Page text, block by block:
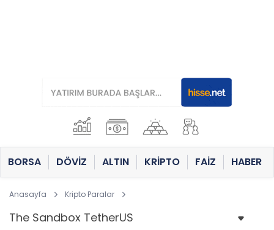
BORSA DÖVİZ ALTIN KRİPTO FAİZ HABER
Anasayfa Kripto Paralar